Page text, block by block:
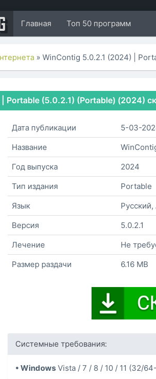
Главная Топ 50 программ
» WinContig 5.0.2.1 (2024) |
(5.0.2.1) (Portable) (2024)
Дата публикации
5-03-
Название
Год выпуска
2024
Тип издания
Portable
Язык
Версия
5.0.2.1
Лечение
Не
Размер раздачи
6.16 MB
Системные требования:
• Windows Vista / 7 / 8 / 10 / 11 (32/